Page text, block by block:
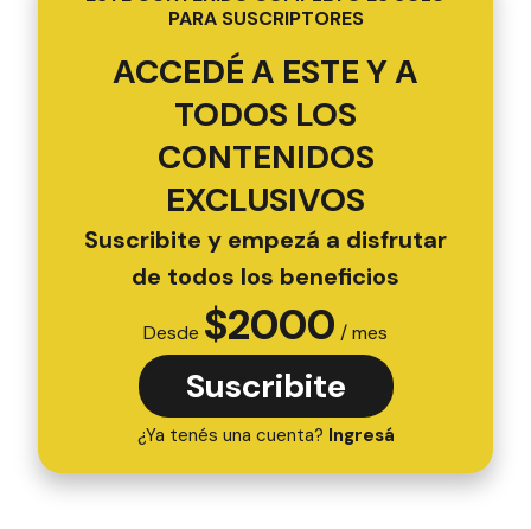
PARA SUSCRIPTORES
ACCEDÉ A ESTE Y A
TODOS LOS
CONTENIDOS
EXCLUSIVOS
Suscribite y empezá a disfrutar
de todos los beneficios
Desde $2000 / mes
Suscribite
¿Ya tenés una cuenta? Ingresá